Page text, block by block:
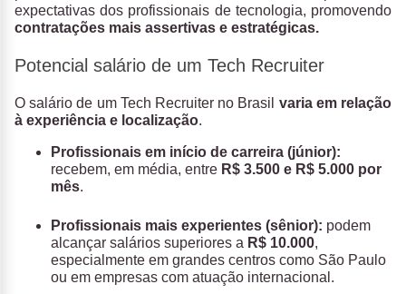
expectativas dos profissionais de tecnologia, promovendo
contratações mais assertivas e estratégicas.
Potencial salário de um Tech Recruiter
O salário de um Tech Recruiter no Brasil varia em relação
à experiência e localização.
Profissionais em início de carreira (júnior):
recebem, em média, entre R$ 3.500 e R$ 5.000 por
mês.
Profissionais mais experientes (sênior): podem
alcançar salários superiores a R$ 10.000,
especialmente em grandes centros como São Paulo
ou em empresas com atuação internacional.